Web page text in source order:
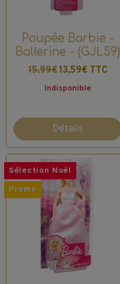
Poupée Barbie -
Ballerine - (GJL59)
15,99€13,59€ TTC
Indisponible
Détails
Sélection Noël
Promo